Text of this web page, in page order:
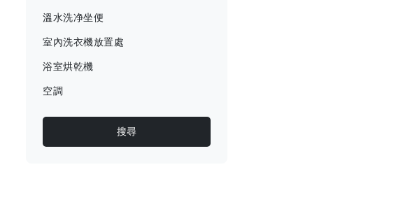
溫水洗净坐便
室內洗衣機放置處
浴室烘乾機
空調
搜尋